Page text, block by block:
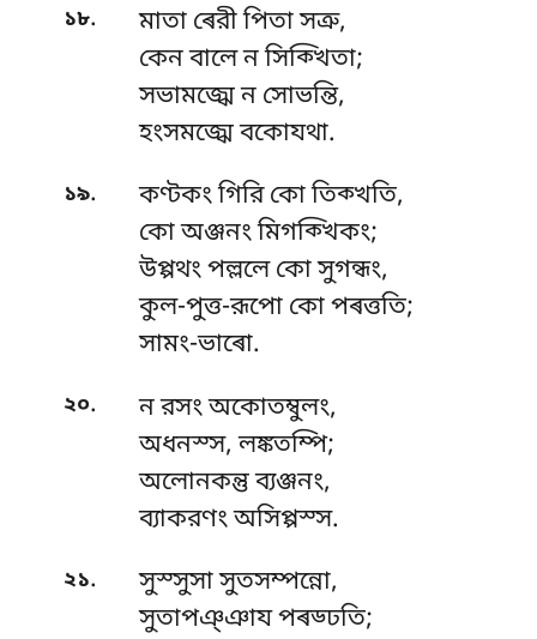
১৮.
মাতা ৰেরী পিতা সত্রু,
কেন বালে ন সিক্খিতা;
সভামজ্ঝেন সোভন্তি,
হংসমজ্ঝে বকোযথা.
১৯.
কণ্টকং গিরি কো তিক্খতি,
কো অঞ্জনং মিগক্খিকং;
উপ্পথং পল্ললে কো সুগন্ধং,
কুল-পুত্ত-রূপো কো পৰত্ততি;
সামং-ভাৰো.
২০.
ন রসং অকোতম্বুলং,
অধনস্স, লঙ্কতম্পি;
অলোনকন্তু ব্যঞ্জনং,
ব্যাকরণং অসিপ্পস্স.
২১.
সুস্সুসা সুতসম্পন্নো,
সুতাপঞ্ঞায পৰড্ঢতি;